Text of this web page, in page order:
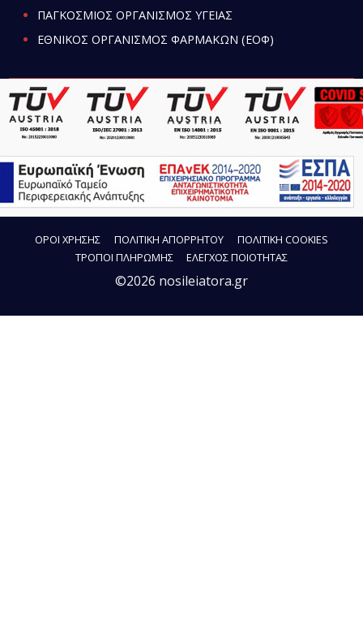
ΠΑΓΚΟΣΜΙΟΣ ΟΡΓΑΝΙΣΜΟΣ ΥΓΕΙΑΣ
ΕΘΝΙΚΟΣ ΟΡΓΑΝΙΣΜΟΣ ΦΑΡΜΑΚΩΝ (ΕΟΦ)
ΟΡΟΙ ΧΡΗΣΗΣ ΠΟΛΙΤΙΚΗ ΑΠΟΡΡΗΤΟΥ
ΠΟΛΙΤΙΚΗ COOKIES
ΤΡΟΠΟΙ ΠΛΗΡΩΜΗΣ
ΕΛΕΓΧΟΣ ΠΟΙΟΤΗΤΑΣ
©2026 nosileiatora.gr